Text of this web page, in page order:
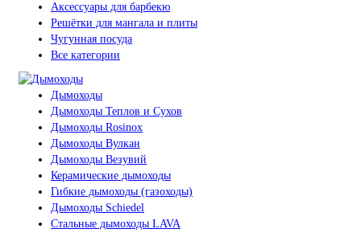
Аксессуары для барбекю
Решётки для мангала и плиты
Чугунная посуда
Все категории
Дымоходы
Дымоходы Теплов и Сухов
Дымоходы Rosinox
Дымоходы Вулкан
Дымоходы Везувий
Керамические дымоходы
Гибкие дымоходы (газоходы)
Дымоходы Schiedel
Стальные дымоходы LAVA